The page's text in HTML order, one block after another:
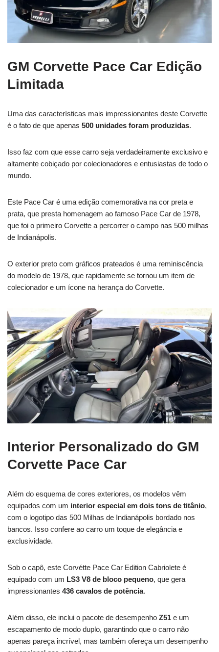
GM Corvette Pace Car Edição
Limitada
Uma das características mais impressionantes deste Corvette
é o fato de que apenas 500 unidades foram produzidas.
Isso faz com que esse carro seja verdadeiramente exclusivo e
altamente cobiçado por colecionadores e entusiastas de todo o
mundo.
Este Pace Car é uma edição comemorativa na cor preta e
prata, que presta homenagem ao famoso Pace Car de 1978,
que foi o primeiro Corvette a percorrer o campo nas 500 milhas
de Indianápolis.
O exterior preto com gráficos prateados é uma reminiscência
do modelo de 1978, que rapidamente se tornou um item de
colecionador e um ícone na herança do Corvette.
Interior Personalizado do GM
Corvette Pace Car
Além do esquema de cores exteriores, os modelos vêm
equipados com um interior especial em dois tons de titânio,
com o logotipo das 500 Milhas de Indianápolis bordado nos
bancos. Isso confere ao carro um toque de elegância e
exclusividade.
Sob o capô, este Corvétte Pace Car Edition Cabriolete é
equipado com um LS3 V8 de bloco pequeno, que gera
impressionantes 436 cavalos de potência.
Além disso, ele inclui o pacote de desempenho Z51 e um
escapamento de modo duplo, garantindo que o carro não
apenas pareça incrível, mas também ofereça um desempenho